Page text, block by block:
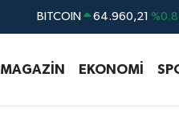
DOLAR 47,7436
STERLİN 64,4811
MAGAZİN EKONOMİ